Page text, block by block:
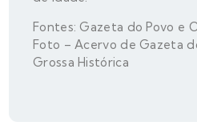
Fontes: Gazeta do Povo e
Foto – Acervo de Gazeta
Grossa Histórica